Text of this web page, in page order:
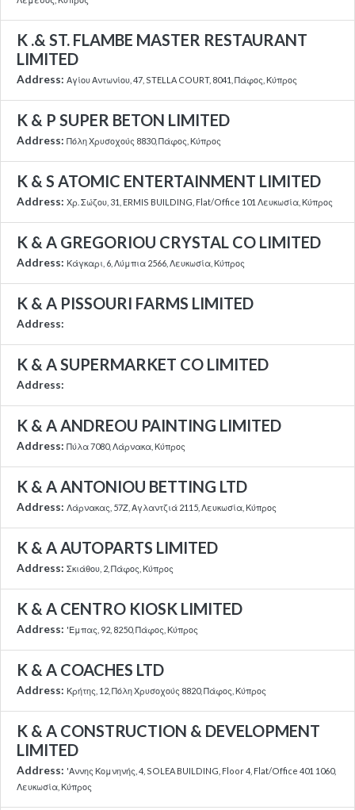
K .& ST. FLAMBE MASTER RESTAURANT
LIMITED
Address: Αγίου Αντωνίου, 47, STELLA COURT, 8041, Πάφος, Κύπρος
K & P SUPER BETON LIMITED
Address: Πόλη Χρυσοχούς 8830, Πάφος, Κύπρος
K & S ATOMIC ENTERTAINMENT LIMITED
Address: Χρ. Σώζου, 31, ERMIS BUILDING, Flat/Office 101 Λευκωσία, Κύπρος
K & A GREGORIOU CRYSTAL CO LIMITED
Address: Κάγκαρι, 6, Λύμπια 2566, Λευκωσία, Κύπρος
K & A PISSOURI FARMS LIMITED
Address:
K & A SUPERMARKET CO LIMITED
Address:
K & A ANDREOU PAINTING LIMITED
Address: Πύλα 7080, Λάρνακα, Κύπρος
K & A ANTONIOU BETTING LTD
Address: Λάρνακας, 57Ζ, Αγλαντζιά 2115, Λευκωσία, Κύπρος
K & A AUTOPARTS LIMITED
Address: Σκιάθου, 2, Πάφος, Κύπρος
K & A CENTRO KIOSK LIMITED
Address: 'Εμπας, 92, 8250, Πάφος, Κύπρος
K & A COACHES LTD
Address: Κρήτης, 12, Πόλη Χρυσοχούς 8820, Πάφος, Κύπρος
K & A CONSTRUCTION & DEVELOPMENT
LIMITED
Address: 'Αννης Κομνηνής, 4, SOLEA BUILDING, Floor 4, Flat/Office 401 1060,
Λευκωσία, Κύπρος